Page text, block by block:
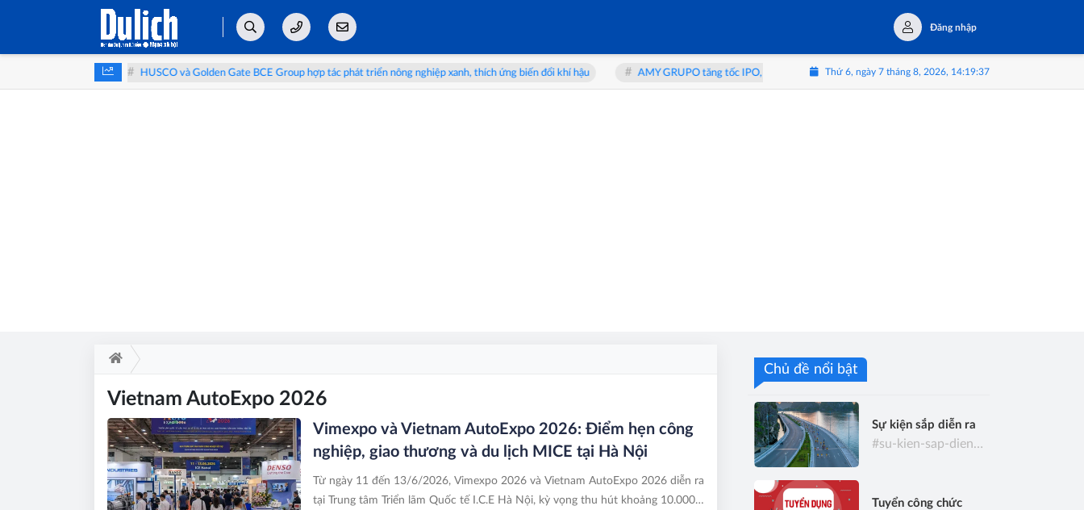
Đăng nhập
HUSCO và Golden Gate BCE Group hợp tác phát triển nông nghiệp xanh, thích ứng biến đổi khí hậu AMY GRUPO tăng tốc IPO, hướng tới vị thế doanh nghiệp vật liệu hoàn thiện hàng đầu khu vực
Thứ 6, ngày 7 tháng 8, 2026, 14:19:37
Vietnam AutoExpo 2026
Vimexpo và Vietnam AutoExpo 2026: Điểm hẹn công
nghiệp, giao thương và du lịch MICE tại Hà Nội
Từ ngày 11 đến 13/6/2026, Vimexpo 2026 và Vietnam AutoExpo 2026 diễn ra
tại Trung tâm Triển lãm Quốc tế I.C.E Hà Nội, kỳ vọng thu hút khoảng 10.000
Chủ đề nổi bật
Sự kiện sắp diễn ra
#su-kien-sap-dien-ra
Tuyển công chức